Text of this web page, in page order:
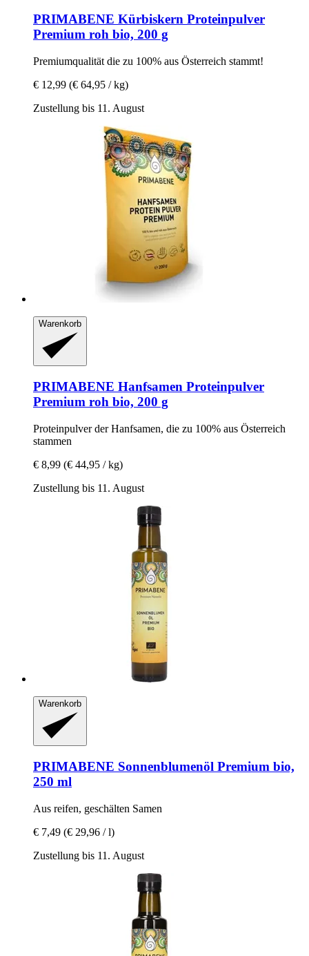
PRIMABENE Kürbiskern Proteinpulver
Premium roh bio, 200 g
Premiumqualität die zu 100% aus Österreich stammt!
€ 12,99 (€ 64,95 / kg)
Zustellung bis 11. August
Warenkorb
PRIMABENE Hanfsamen Proteinpulver
Premium roh bio, 200 g
Proteinpulver der Hanfsamen, die zu 100% aus Österreich
stammen
€ 8,99 (€ 44,95 / kg)
Zustellung bis 11. August
Warenkorb
PRIMABENE Sonnenblumenöl Premium bio,
250 ml
Aus reifen, geschälten Samen
€ 7,49 (€ 29,96 / l)
Zustellung bis 11. August